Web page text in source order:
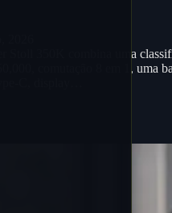
Stoll 350K combina uma
comutação 8 em 1, uma